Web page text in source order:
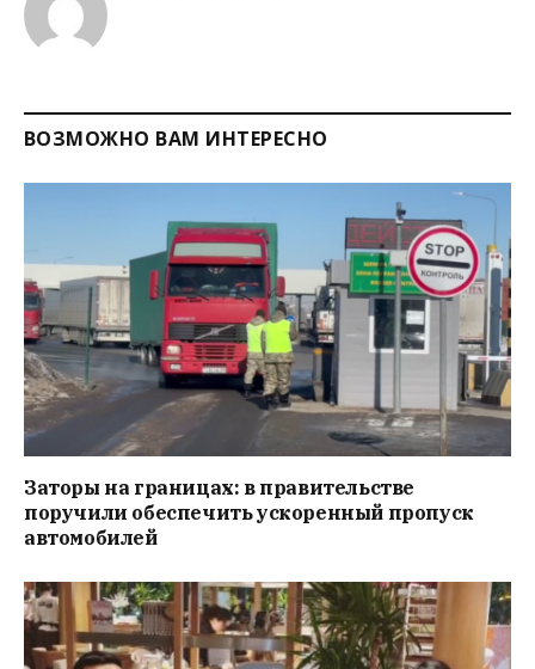
ВОЗМОЖНО ВАМ ИНТЕРЕСНО
Заторы на границах: в правительстве
поручили обеспечить ускоренный пропуск
автомобилей